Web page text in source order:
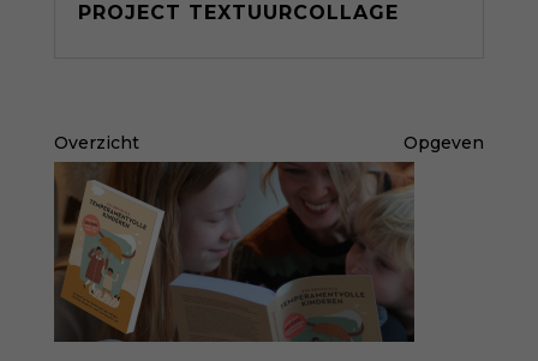
PROJECT TEXTUURCOLLAGE
Overzicht Opgeven